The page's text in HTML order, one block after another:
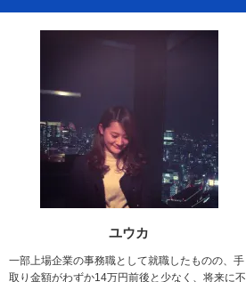
ユウカ
一部上場企業の事務職として就職したものの、手
取り金額がわずか14万円前後と少なく、将来に不